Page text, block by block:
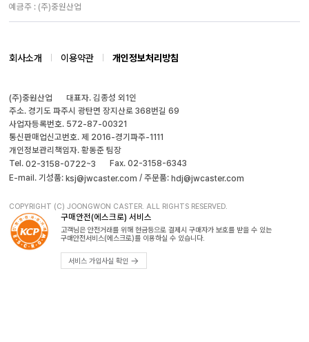
예금주 : (주)중원산업
회사소개 이용약관 개인정보처리방침
(주)중원산업
대표자. 김종성 외1인
주소. 경기도 파주시 광탄면 장지산로 368번길 69
사업자등록번호. 572-87-00321
통신판매업신고번호. 제 2016-경기파주-1111
개인정보관리책임자. 황동준 팀장
Tel.02-3158-0722~3
Fax. 02-3158-6343
E-mail. 기성품:ksj@jwcaster.com / 주문품:hdj@jwcaster.com
COPYRIGHT (C) JOONGWON CASTER. ALL RIGHTS RESERVED.
구매안전(에스크로) 서비스
고객님은 안전거래를 위해 현금등으로 결제시 구매자가 보호를 받을 수 있는
구매안전서비스(에스크로)를 이용하실 수 있습니다.
서비스 가입사실 확인